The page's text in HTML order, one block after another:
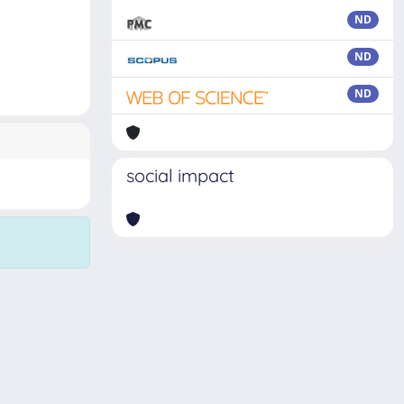
ND
ND
ND
social impact